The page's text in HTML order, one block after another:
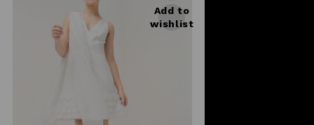
Add to
wishlist